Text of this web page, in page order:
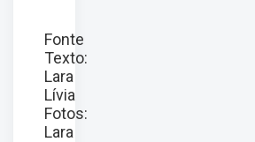
Fonte
Texto:
Lara
Lívia
Fotos:
Lara